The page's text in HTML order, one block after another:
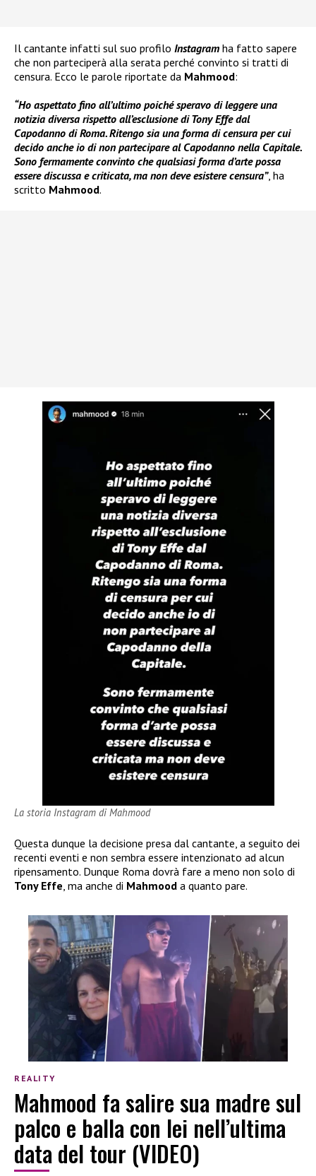
Il cantante infatti sul suo profilo Instagram ha fatto sapere
che non parteciperà alla serata perché convinto si tratti di
censura. Ecco le parole riportate da Mahmood:
“Ho aspettato fino all’ultimo poiché speravo di leggere una
notizia diversa rispetto all’esclusione di Tony Effe dal
Capodanno di Roma. Ritengo sia una forma di censura per cui
decido anche io di non partecipare al Capodanno nella Capitale.
Sono fermamente convinto che qualsiasi forma d’arte possa
essere discussa e criticata, ma non deve esistere censura”, ha
scritto Mahmood.
La storia Instagram di Mahmood
Questa dunque la decisione presa dal cantante, a seguito dei
recenti eventi e non sembra essere intenzionato ad alcun
ripensamento. Dunque Roma dovrà fare a meno non solo di
Tony Effe , ma anche di Mahmood a quanto pare.
REALITY
Mahmood fa salire sua madre sul
palco e balla con lei nell’ultima
data del tour (VIDEO)